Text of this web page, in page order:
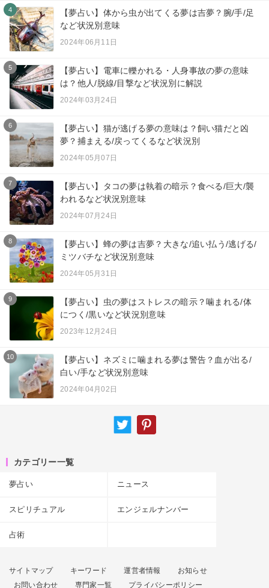
4
【夢占い】体から虫が出てくる夢は吉夢？腕/手/足
など状況別意味
2024年06月11日
5
【夢占い】電車に轢かれる・人身事故の夢の意味
は？他人/脱線/目撃など状況別に解説
2024年03月24日
6
【夢占い】猫が逃げる夢の意味は？飼い猫だと凶
夢？捕まえる/戻ってくるなど状況別
2024年05月07日
7
【夢占い】タコの夢は執着の暗示？食べる/巨大/襲
われるなど状況別意味
2024年07月24日
8
【夢占い】蜂の夢は吉夢？大きな/追い払う/逃げる/
ミツバチなど状況別意味
2024年05月31日
9
【夢占い】虫の夢はストレスの暗示？噛まれる/体
につく/黒いなど状況別意味
2023年12月24日
10
【夢占い】ネズミに噛まれる夢は警告？血が出る/
白い/手など状況別意味
2024年04月02日
カテゴリー一覧
夢占い ニュース
スピリチュアル エンジェルナンバー
占術
サイトマップ キーワード 運営者情報
お知らせ
お問い合わせ
専門家一覧 プライバシーポリシー